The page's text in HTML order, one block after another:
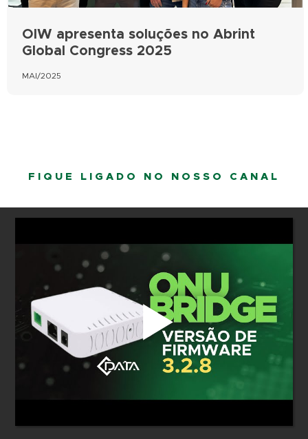
OIW apresenta soluções no Abrint
Global Congress 2025
MAI/2025
FIQUE LIGADO NO NOSSO CANAL